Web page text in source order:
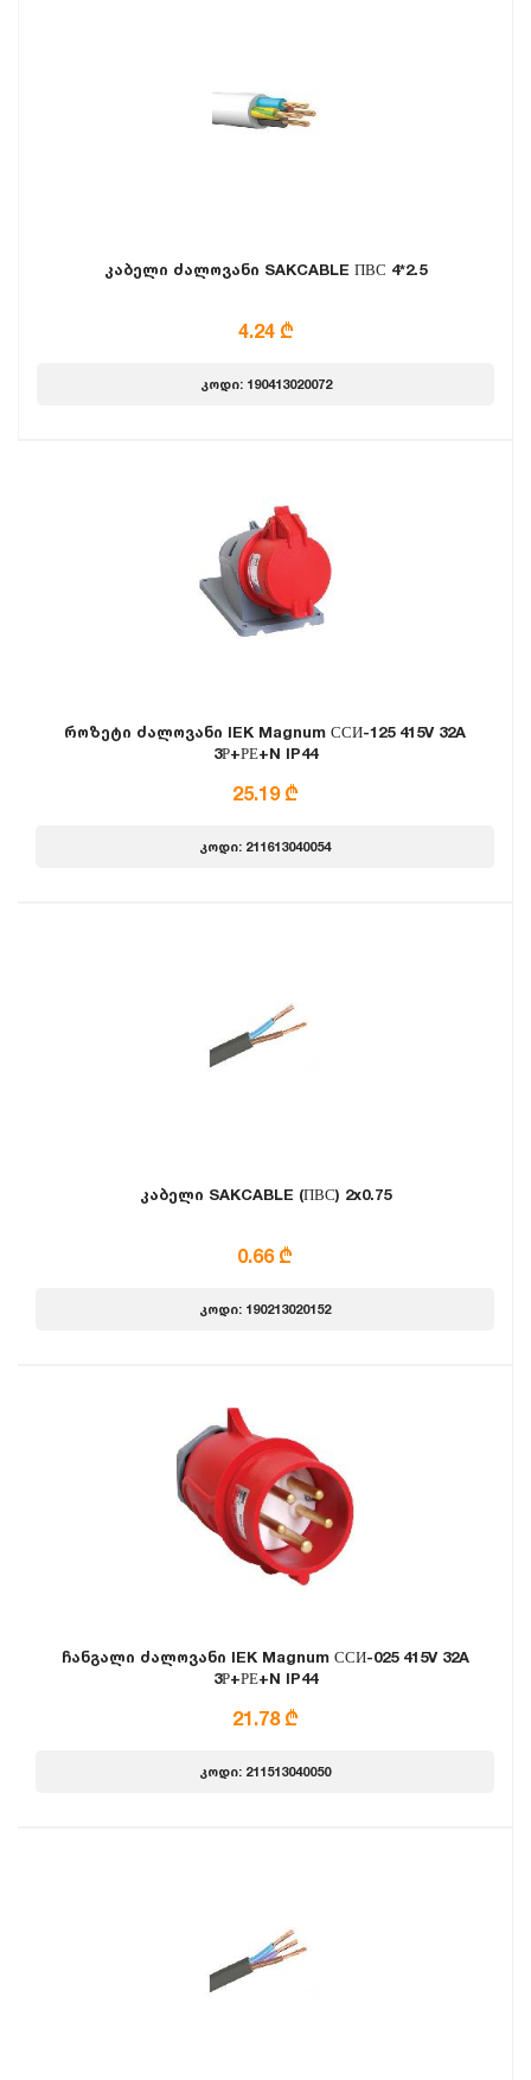
კაბელი ძალოვანი SAKCABLE ПВС 4*2.5
4.24 ₾
კოდი: 190413020072
როზეტი ძალოვანი IEK Magnum ССИ-125 415V 32A
3Р+РЕ+N IP44
25.19 ₾
კოდი: 211613040054
კაბელი SAKCABLE (ПВС) 2x0.75
0.66 ₾
კოდი: 190213020152
ჩანგალი ძალოვანი IEK Magnum ССИ-025 415V 32A
3Р+РЕ+N IP44
21.78 ₾
კოდი: 211513040050